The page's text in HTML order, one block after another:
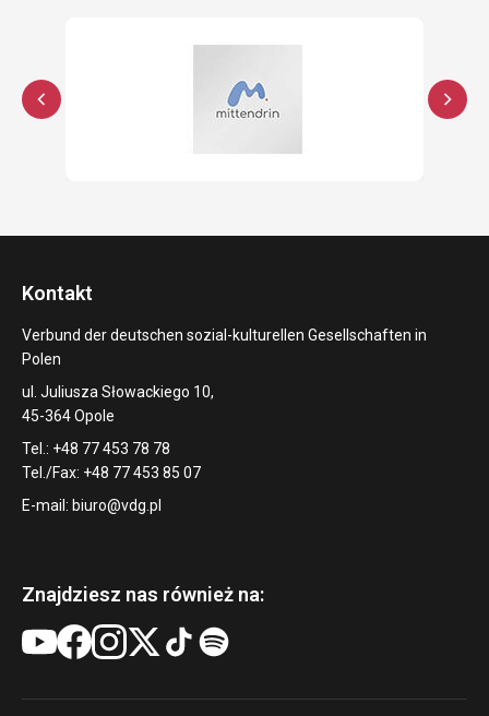
Kontakt
Verbund der deutschen sozial-kulturellen Gesellschaften in
Polen
ul. Juliusza Słowackiego 10,
45-364 Opole
Tel.: +48 77 453 78 78
Tel./Fax: +48 77 453 85 07
E-mail: biuro@vdg.pl
Znajdziesz nas również na: